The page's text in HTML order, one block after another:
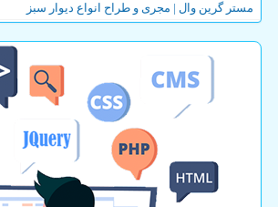
مستر گرین وال | مجری و طراح انواع دیوار سبز